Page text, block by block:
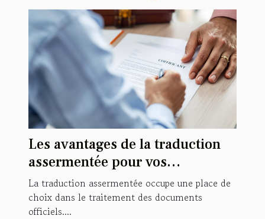
Les avantages de la traduction
assermentée pour vos
documents officiels
La traduction assermentée occupe une place de
choix dans le traitement des documents
officiels....